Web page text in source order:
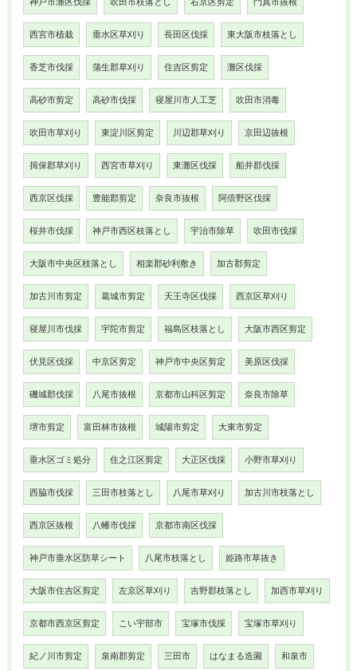
西宮市植栽 垂水区草刈り 長田区伐採 東大阪市枝落とし
香芝市伐採 蒲生郡草刈り 住吉区剪定 灘区伐採
高砂市剪定 高砂市伐採 寝屋川市人工芝 吹田市消毒
吹田市草刈り 東淀川区剪定 川辺郡草刈り 京田辺抜根
揖保郡草刈り 西宮市草刈り 東灘区伐採 船井郡伐採
西京区伐採 豊能郡剪定 奈良市抜根 阿倍野区伐採
桜井市伐採 神戸市西区枝落とし 宇治市除草 吹田市伐採
大阪市中央区枝落とし 相楽郡砂利敷き 加古郡剪定
加古川市剪定 葛城市剪定 天王寺区伐採 西京区草刈り
寝屋川市伐採 宇陀市剪定 福島区枝落とし 大阪市西区剪定
伏見区伐採 中京区剪定 神戸市中央区剪定 美原区伐採
磯城郡伐採 八尾市抜根 京都市山科区剪定 奈良市除草
堺市剪定 富田林市抜根 城陽市剪定 大東市剪定
垂水区ゴミ処分 住之江区剪定 大正区伐採 小野市草刈り
西脇市伐採 三田市枝落とし 八尾市草刈り 加古川市枝落とし
西京区抜根 八幡市伐採 京都市南区伐採
神戸市垂水区防草シート 八尾市枝落とし 姫路市草抜き
大阪市住吉区剪定 左京区草刈り 吉野郡枝落とし 加西市草刈り
京都市西京区剪定 こい宇部市 宝塚市伐採 宝塚市草刈り
紀ノ川市剪定 泉南郡剪定 三田市 はなまる造園 和泉市